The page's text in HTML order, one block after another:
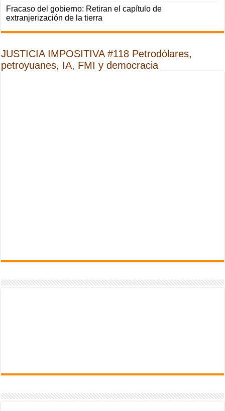
Fracaso del gobierno: Retiran el capítulo de
extranjerización de la tierra
JUSTICIA IMPOSITIVA #118 Petrodólares,
petroyuanes, IA, FMI y democracia